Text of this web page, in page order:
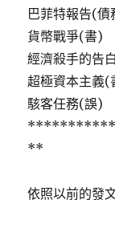
巴菲特報告(
貨幣戰爭(書)
經濟殺手的告
超極資本主義(
駭客任務(誤)
**
依照以前的發